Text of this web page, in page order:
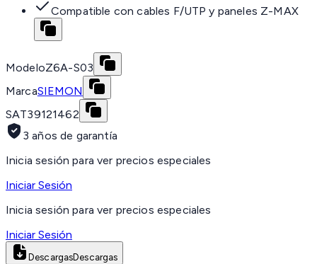
Compatible con cables F/UTP y paneles Z-MAX
ModeloZ6A-S03
MarcaSIEMON
SAT39121462
3 años de garantía
Inicia sesión para ver precios especiales
Iniciar Sesión
Inicia sesión para ver precios especiales
Iniciar Sesión
DescargasDescargas